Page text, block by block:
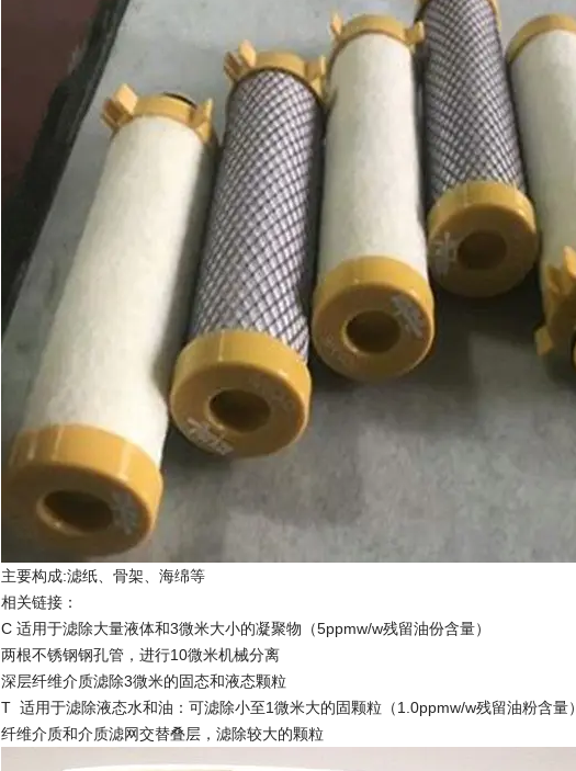
主要构成:滤纸、骨架、海绵等
相关链接：
C 适用于滤除大量液体和3微米大小的凝聚物（5ppmw/w残留油份含量）
两根不锈钢钢孔管，进行10微米机械分离
深层纤维介质滤除3微米的固态和液态颗粒
T 适用于滤除液态水和油：可滤除小至1微米大的固颗粒（1.0ppmw/w残留油粉含量）
纤维介质和介质滤网交替叠层，滤除较大的颗粒